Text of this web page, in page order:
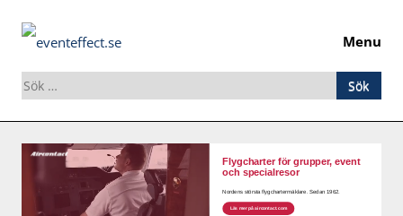
Menu
Sök
efter:
Skip
content